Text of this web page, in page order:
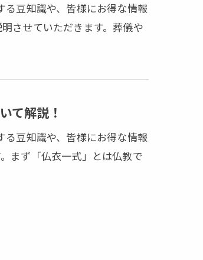
る豆知識や、皆様にお得な情報
させていただきます。葬儀や
て解説！
る豆知識や、皆様にお得な情報
まず「仏衣一式」とは仏教で